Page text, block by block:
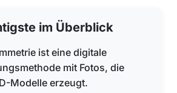
im Überblick
ist eine digitale
mit Fotos, die
Modelle erzeugt.